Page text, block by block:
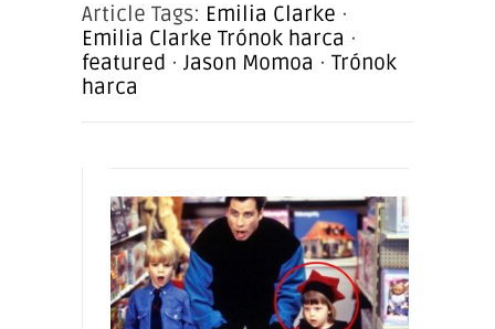
Article Tags: Emilia Clarke ·
Emilia Clarke Trónok harca ·
featured · Jason Momoa · Trónok
harca